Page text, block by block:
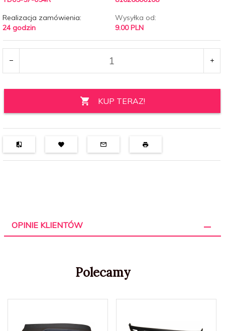
Realizacja zamówienia:
24 godzin
Wysyłka od:
9.00 PLN
KUP TERAZ!
OPINIE KLIENTÓW
Polecamy